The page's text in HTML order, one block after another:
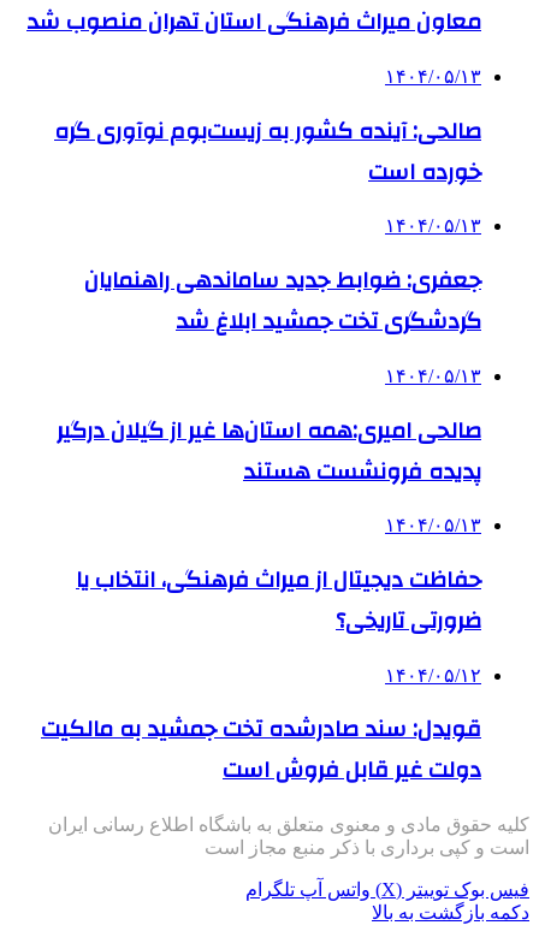
معاون میراث فرهنگی استان تهران منصوب شد
۱۴۰۴/۰۵/۱۳
صالحی: آینده کشور به زیست‌بوم نوآوری گره
خورده است
۱۴۰۴/۰۵/۱۳
جعفری: ضوابط جدید ساماندهی راهنمایان
گردشگری تخت جمشید ابلاغ شد
۱۴۰۴/۰۵/۱۳
صالحی امیری:همه استان‌ها غیر از گیلان درگیر
پدیده فرونشست هستند
۱۴۰۴/۰۵/۱۳
حفاظت دیجیتال از میراث فرهنگی، انتخاب یا
ضرورتی تاریخی؟
۱۴۰۴/۰۵/۱۲
قویدل: سند صادرشده تخت جمشید به مالکیت
دولت غیر قابل فروش است
کلیه حقوق مادی و معنوی متعلق به باشگاه اطلاع رسانی ایران
است و کپی برداری با ذکر منبع مجاز است
فیس بوک توییتر (X) واتس آپ تلگرام
دکمه بازگشت به بالا